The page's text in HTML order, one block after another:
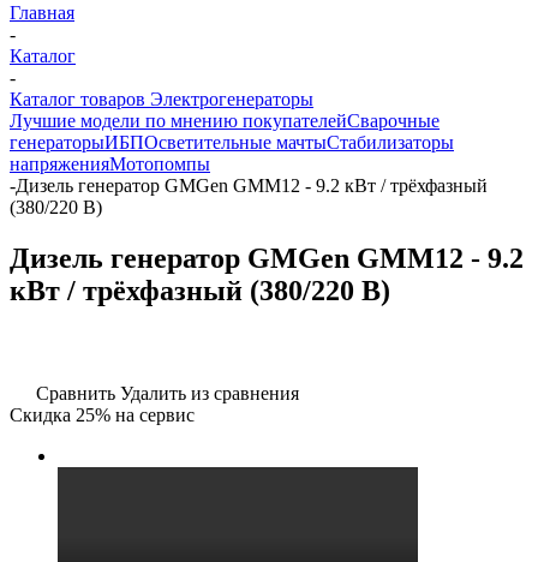
Главная
-
Каталог
-
Каталог товаров Электрогенераторы
Лучшие модели по мнению покупателейСварочные
генераторыИБПОсветительные мачтыСтабилизаторы
напряженияМотопомпы
-Дизель генератор GMGen GMM12 - 9.2 кВт / трёхфазный
(380/220 В)
Дизель генератор GMGen GMM12 - 9.2
кВт / трёхфазный (380/220 В)
Сравнить Удалить из сравнения
Скидка 25% на сервис